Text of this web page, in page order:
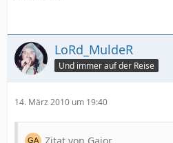
LoRd_MuldeR
Und immer auf der Reise
14. März 2010 um 19:40